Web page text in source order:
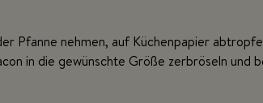
Pfanne nehmen, auf Küchenpapier
in die gewünschte Größe zerbröseln und